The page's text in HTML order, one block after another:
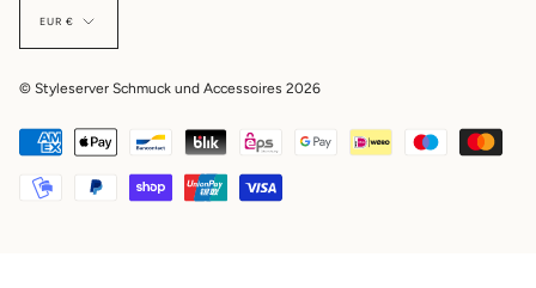
EUR €
© Styleserver Schmuck und Accessoires 2026